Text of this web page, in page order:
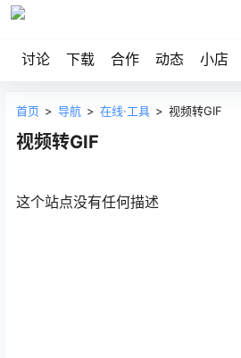
讨论 下载 合作 动态 小店
首页 > 导航 > 在线·工具 > 视频转GIF
视频转GIF
这个站点没有任何描述